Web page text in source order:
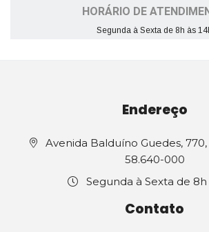
HORÁRIO DE
Segunda à Sexta de 8h às
Endereço
Avenida Balduíno Guedes,
58.640-000
Segunda à Sexta de 8h
Contato